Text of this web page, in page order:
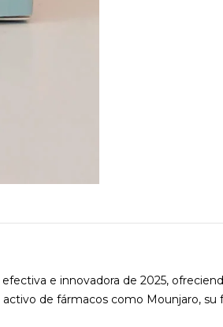
e innovadora de 2025,
de fármacos como Mounjaro,